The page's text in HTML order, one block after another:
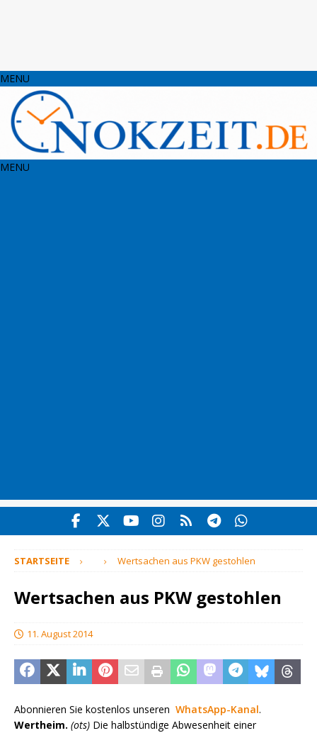
MENU
MENU
STARTSEITE Wertsachen aus PKW gestohlen
Wertsachen aus PKW gestohlen
11. August 2014
Abonnieren Sie kostenlos unseren WhatsApp-Kanal.
Wertheim. (ots) Die halbstündige Abwesenheit einer